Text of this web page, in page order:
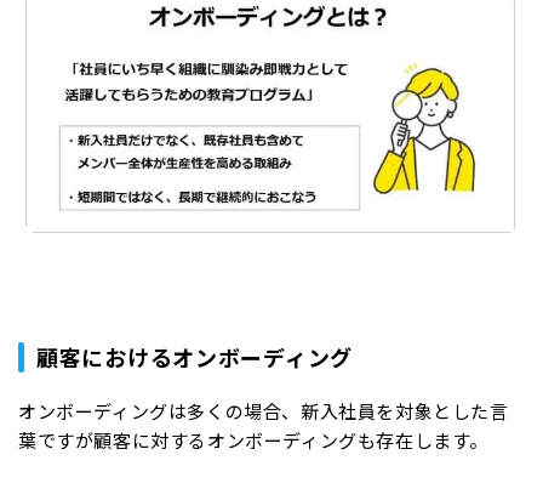
顧客におけるオンボーディング
オンボーディングは多くの場合、新入社員を対象とした言
葉ですが顧客に対するオンボーディングも存在します。